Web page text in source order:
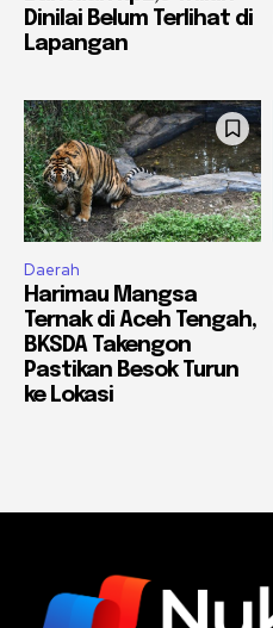
Dinilai Belum Terlihat di
Lapangan
Daerah
Harimau Mangsa
Ternak di Aceh Tengah,
BKSDA Takengon
Pastikan Besok Turun
ke Lokasi